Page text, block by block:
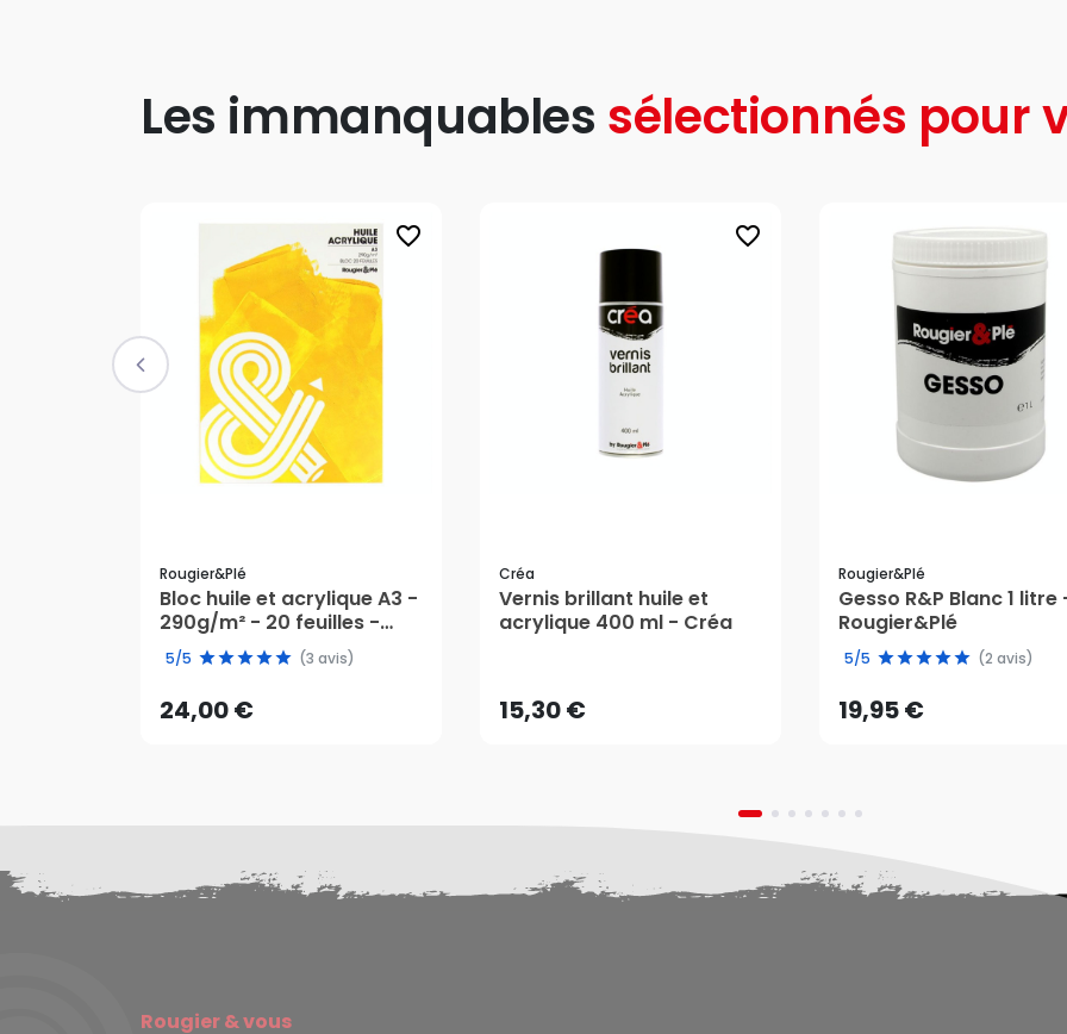
Les immanquables sélectionnés pour
favorite_border
Rougier&plé
Bloc huile et acrylique A3 -
290g/m² - 20 feuilles -
Rougier&Plé
5/5 (3 avis)
24,00 €
24,00 €
AJOUTER AU PANIER
favorite_border
Créa
Vernis brillant huile et
acrylique 400 ml - Créa
15,30 €
15,30 €
AJOUTER AU PANIER
Rougier&plé
Gesso R&P Blanc 1 litre
Rougier&Plé
5/5 (2 avis)
19,95 €
19,95 €
AJOUTER AU PANIER
Rougier & vous